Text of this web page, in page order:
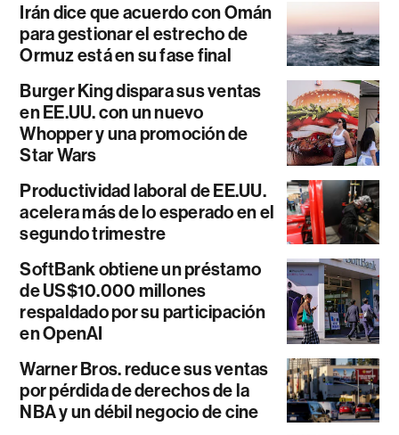
Irán dice que acuerdo con Omán
para gestionar el estrecho de
Ormuz está en su fase final
Burger King dispara sus ventas
en EE.UU. con un nuevo
Whopper y una promoción de
Star Wars
Productividad laboral de EE.UU.
acelera más de lo esperado en el
segundo trimestre
SoftBank obtiene un préstamo
de US$10.000 millones
respaldado por su participación
en OpenAI
Warner Bros. reduce sus ventas
por pérdida de derechos de la
NBA y un débil negocio de cine